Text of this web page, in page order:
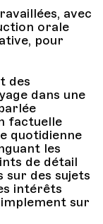
avec
orale
pour
des
dans une
factuelle
quotidienne
les
de détail
sur des sujets
intérêts
sur